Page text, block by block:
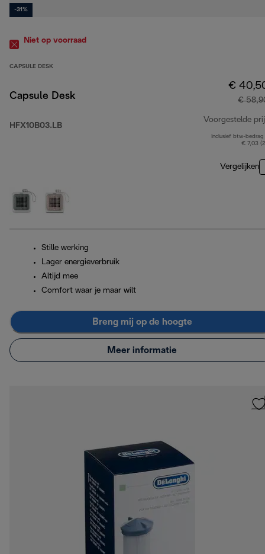
-31%
Niet op voorraad
CAPSULE DESK
Capsule Desk
HFX10B03.LB
€
€
Voorgestelde
Inclusief btw-bedrag
€ 7,03
Vergelijken
Stille werking
Lager energieverbruik
Altijd mee
Comfort waar je maar wilt
Breng mij op de hoogte
Meer informatie